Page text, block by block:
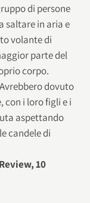
di persone
saltare in aria e
volante di
parte del
corpo.
dovuto
con i loro figli e i
aspettando
candele di
10